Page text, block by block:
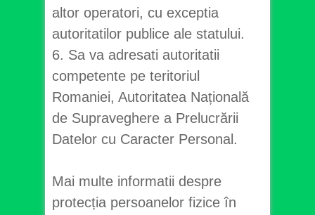
altor operatori, cu exceptia
autoritatilor publice ale statului.
6. Sa va adresati autoritatii
competente pe teritoriul
Romaniei, Autoritatea Națională
de Supraveghere a Prelucrării
Datelor cu Caracter Personal.
Mai multe informatii despre
protecția persoanelor fizice în